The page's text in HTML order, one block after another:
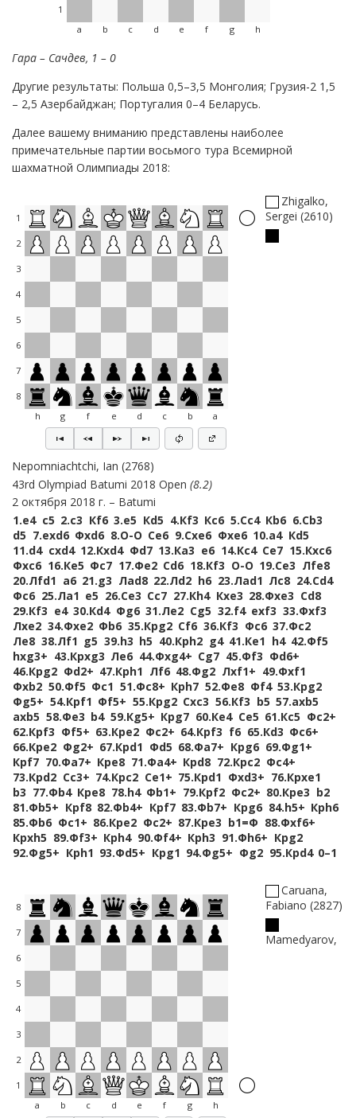
1
a
b c d e f g h
Гара – Сачдев, 1 – 0
Другие результаты: Польша 0,5–3,5 Монголия; Грузия-2 1,5
– 2,5 Азербайджан; Португалия 0–4 Беларусь.
Далее вашему вниманию представлены наиболее
примечательные партии восьмого тура Всемирной
шахматной Олимпиады 2018:
1
2
3
4
5
6
7
8
h
g f e d c b a
Zhigalko,
Sergei 2610
Nepomniachtchi, Ian 2768
43rd Olympiad Batumi 2018 Open 8.2
2 октября 2018 г.
Batumi
1.e4 c5 2.c3 Кf6 3.e5 Кd5 4.Кf3 Кc6 5.Сc4 Кb6 6.Сb3
d5 7.exd6 Фxd6 8.O-O Сe6 9.Сxe6 Фxe6 10.a4 Кd5
11.d4 cxd4 12.Кxd4 Фd7 13.Кa3 e6 14.Кc4 Сe7 15.Кxc6
Фxc6 16.Кe5 Фc7 17.Фe2 Сd6 18.Кf3 O-O 19.Сe3 Лfe8
20.Лfd1 a6 21.g3 Лad8 22.Лd2 h6 23.Лad1 Лc8 24.Сd4
Фc6 25.Лa1 e5 26.Сe3 Сc7 27.Кh4 Кxe3 28.Фxe3 Сd8
29.Кf3 e4 30.Кd4 Фg6 31.Лe2 Сg5 32.f4 exf3 33.Фxf3
Лxe2 34.Фxe2 Фb6 35.Крg2 Сf6 36.Кf3 Фc6 37.Фc2
Лe8 38.Лf1 g5 39.h3 h5 40.Крh2 g4 41.Кe1 h4 42.Фf5
hxg3+ 43.Крxg3 Лe6 44.Фxg4+ Сg7 45.Фf3 Фd6+
46.Крg2 Фd2+ 47.Крh1 Лf6 48.Фg2 Лxf1+ 49.Фxf1
Фxb2 50.Фf5 Фc1 51.Фc8+ Крh7 52.Фe8 Фf4 53.Крg2
Фg5+ 54.Крf1 Фf5+ 55.Крg2 Сxc3 56.Кf3 b5 57.axb5
axb5 58.Фe3 b4 59.Кg5+ Крg7 60.Кe4 Сe5 61.Кc5 Фc2+
62.Крf3 Фf5+ 63.Крe2 Фc2+ 64.Крf3 f6 65.Кd3 Фc6+
66.Крe2 Фg2+ 67.Крd1 Фd5 68.Фa7+ Крg6 69.Фg1+
Крf7 70.Фa7+ Крe8 71.Фa4+ Крd8 72.Крc2 Фc4+
73.Крd2 Сc3+ 74.Крc2 Сe1+ 75.Крd1 Фxd3+ 76.Крxe1
b3 77.Фb4 Крe8 78.h4 Фb1+ 79.Крf2 Фc2+ 80.Крe3 b2
81.Фb5+ Крf8 82.Фb4+ Крf7 83.Фb7+ Крg6 84.h5+ Крh6
85.Фb6 Фc1+ 86.Крe2 Фc2+ 87.Крe3 b1=Ф 88.Фxf6+
Крxh5 89.Фf3+ Крh4 90.Фf4+ Крh3 91.Фh6+ Крg2
92.Фg5+ Крh1 93.Фd5+ Крg1 94.Фg5+ Фg2 95.Крd4 0–1
8
7
6
5
4
3
2
1
a
b c d e f g h
Caruana,
Fabiano 2827
Mamedyarov,